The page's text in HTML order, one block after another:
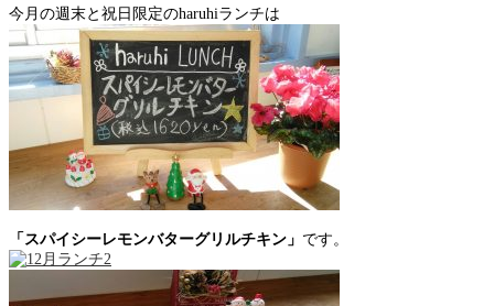
今月の週末と祝日限定のharuhiランチは
「スパイシーレモンバターグリルチキン」 です。